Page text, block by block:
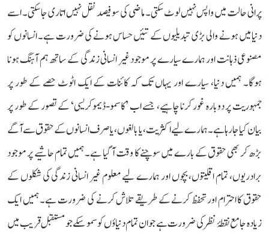
پرانی حالت میں واپس نہیں لوٹ سکتی۔ ماضی کی سو فیصد نقل نہیں اتاری جا سکتی۔ اسے
دنیا میں ہونے والی بڑی تبدیلیوں کے تئیں حساس ہونے کی ضرورت ہے۔ انسانوں کو
مصنوعی ذہانت اور ہمارے سیارے پر موجود غیر انسانی زندگی کے ساتھ ہم آہنگ ہونا
ہوگا۔ ہمیں دنیا، سیارے اور یہاں تک کہ کائنات کے ایک اٹوٹ حصے کے طور پر
جمہوریت پر دوبارہ غور کرنا چاہیے، جسے اب ’کاسمو-ڈیموکریسی‘ کے تصور کے طور پر
بیان کیا جا رہا ہے۔ ہمارے لیے اکثریت، یا بالغوں، یا صرف انسانوں کے حقوق سے آگے
بڑھ کر بھی حقوق کے بارے میں سوچنے کا وقت آ گیا ہے۔ ہمیں تمام حاشیے پر موجود
برادریوں، تمام اقلیتوں، بچوں اور ہمارے لیے معلوم غیر انسانی زندگی کی شکلوں کے
حقوق کا احترام اور تحفظ کرنے کے طریقے تلاش کرنے کی ضرورت ہے۔ ہمیں ایک
زیادہ جامع نقطۂ نظر کی ضرورت ہے جو ان تمام دنیاؤں کو سمو سکے جو مستقبل قریب میں